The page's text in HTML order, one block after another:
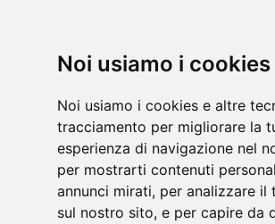
Noi usiamo i cookies
Noi usiamo i cookies e altre
tracciamento per migliorare la
esperienza di navigazione nel
per mostrarti contenuti
annunci mirati, per analizzare il
sul nostro sito, e per capire da
completa i movimenti naturali